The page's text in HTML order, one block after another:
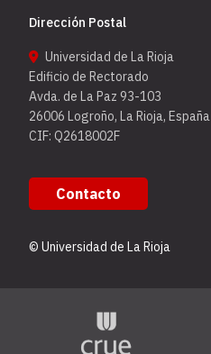
Dirección Postal
Universidad de La Rioja
Edificio de Rectorado
Avda. de La Paz 93-103
26006 Logroño, La Rioja, España
CIF: Q2618002F
Contacto
© Universidad de La Rioja